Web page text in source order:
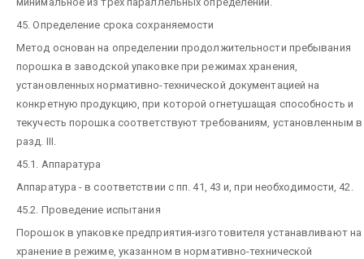
45. Определение срока сохраняемости
Метод основан на определении продолжительности пребывания
порошка в заводской упаковке при режимах хранения,
установленных нормативно-технической документацией на
конкретную продукцию, при которой огнетушащая способность и
текучесть порошка соответствуют требованиям, установленным в
разд. III.
45.1. Аппаратура
Аппаратура - в соответствии с пп. 41, 43 и, при необходимости, 42.
45.2. Проведение испытания
Порошок в упаковке предприятия-изготовителя устанавливают на
хранение в режиме, указанном в нормативно-технической